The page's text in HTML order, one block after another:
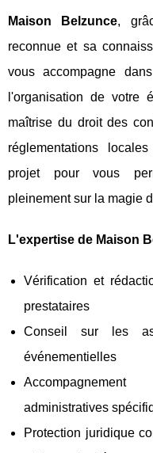
Maison Belzunce,
reconnue et sa
vous accompagne
l'organisation de votre
maîtrise du droit des
réglementations
projet pour vous
pleinement sur la magie
L'expertise de Maison
Vérification et
prestataires
Conseil sur les
événementielles
administratives
Protection juridique